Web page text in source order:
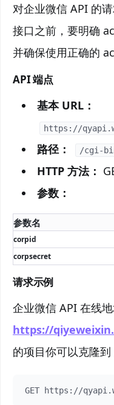
对企业微信 API 的
接口之前，要明确
并确保使用正确的
API 端点
基本 URL：
https://
路径： /cgi-
HTTP 方法：
参数：
参数名
corpid
corpsecret
请求示例
企业微信 API 在线地
https://
的项目你可以克隆到
GET https://